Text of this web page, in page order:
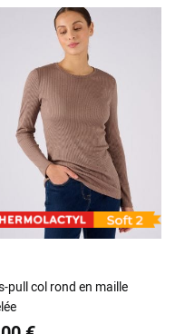
pull col rond en maille